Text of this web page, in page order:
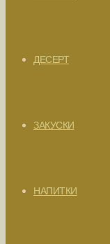
ДЕСЕРТ
ЗАКУСКИ
НАПИТКИ